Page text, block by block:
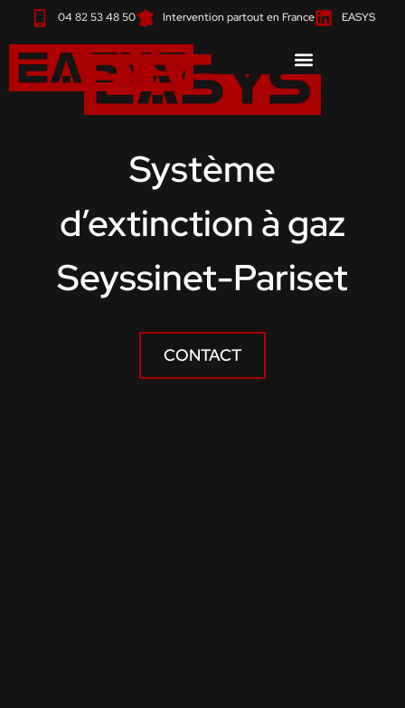
contenu
04 82 53 48 50 Intervention partout en France EASYS
Système
d’extinction à gaz
Seyssinet-Pariset
CONTACT